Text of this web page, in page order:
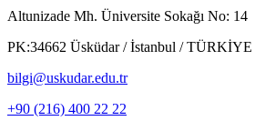
Altunizade Mh. Üniversite Sokağı No: 14
PK:34662 Üsküdar / İstanbul / TÜRKİYE
bilgi@uskudar.edu.tr
+90 (216) 400 22 22